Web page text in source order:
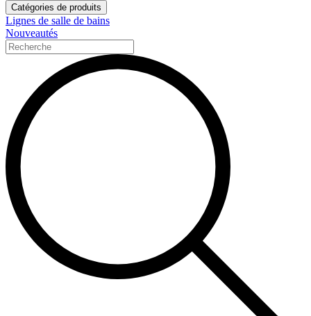
Catégories de produits
Lignes de salle de bains
Nouveautés